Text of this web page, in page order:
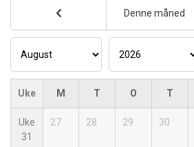
Denne måned
Uke M T O T
Uke
31
27 28 29 30